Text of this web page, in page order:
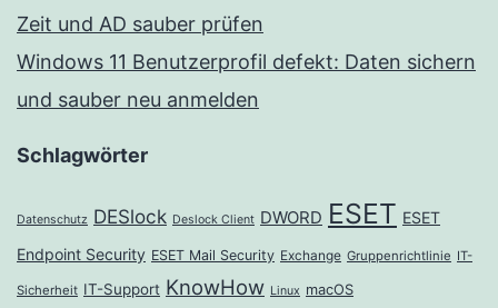
Zeit und AD sauber prüfen
Windows 11 Benutzerprofil defekt: Daten sichern
und sauber neu anmelden
Schlagwörter
Datenschutz DESlock Deslock Client DWORD ESET ESET
Endpoint Security ESET Mail Security Exchange Gruppenrichtlinie IT-
Sicherheit IT-Support KnowHow Linux macOS